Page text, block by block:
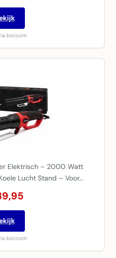
bol.com
Elektrisch – 2000 Watt
Lucht Stand – Voor…
bol.com